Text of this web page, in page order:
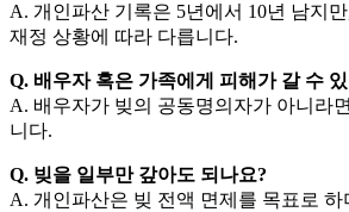
A. 개인파산 기록은 5년에서 10년 남지
재정 상황에 따라 다릅니다.
Q. 배우자 혹은 가족에게 피해가 갈 수
A. 배우자가 빚의 공동명의자가 아니라
니다.
Q. 빚을 일부만 갚아도 되나요?
A. 개인파산은 빚 전액 면제를 목표로